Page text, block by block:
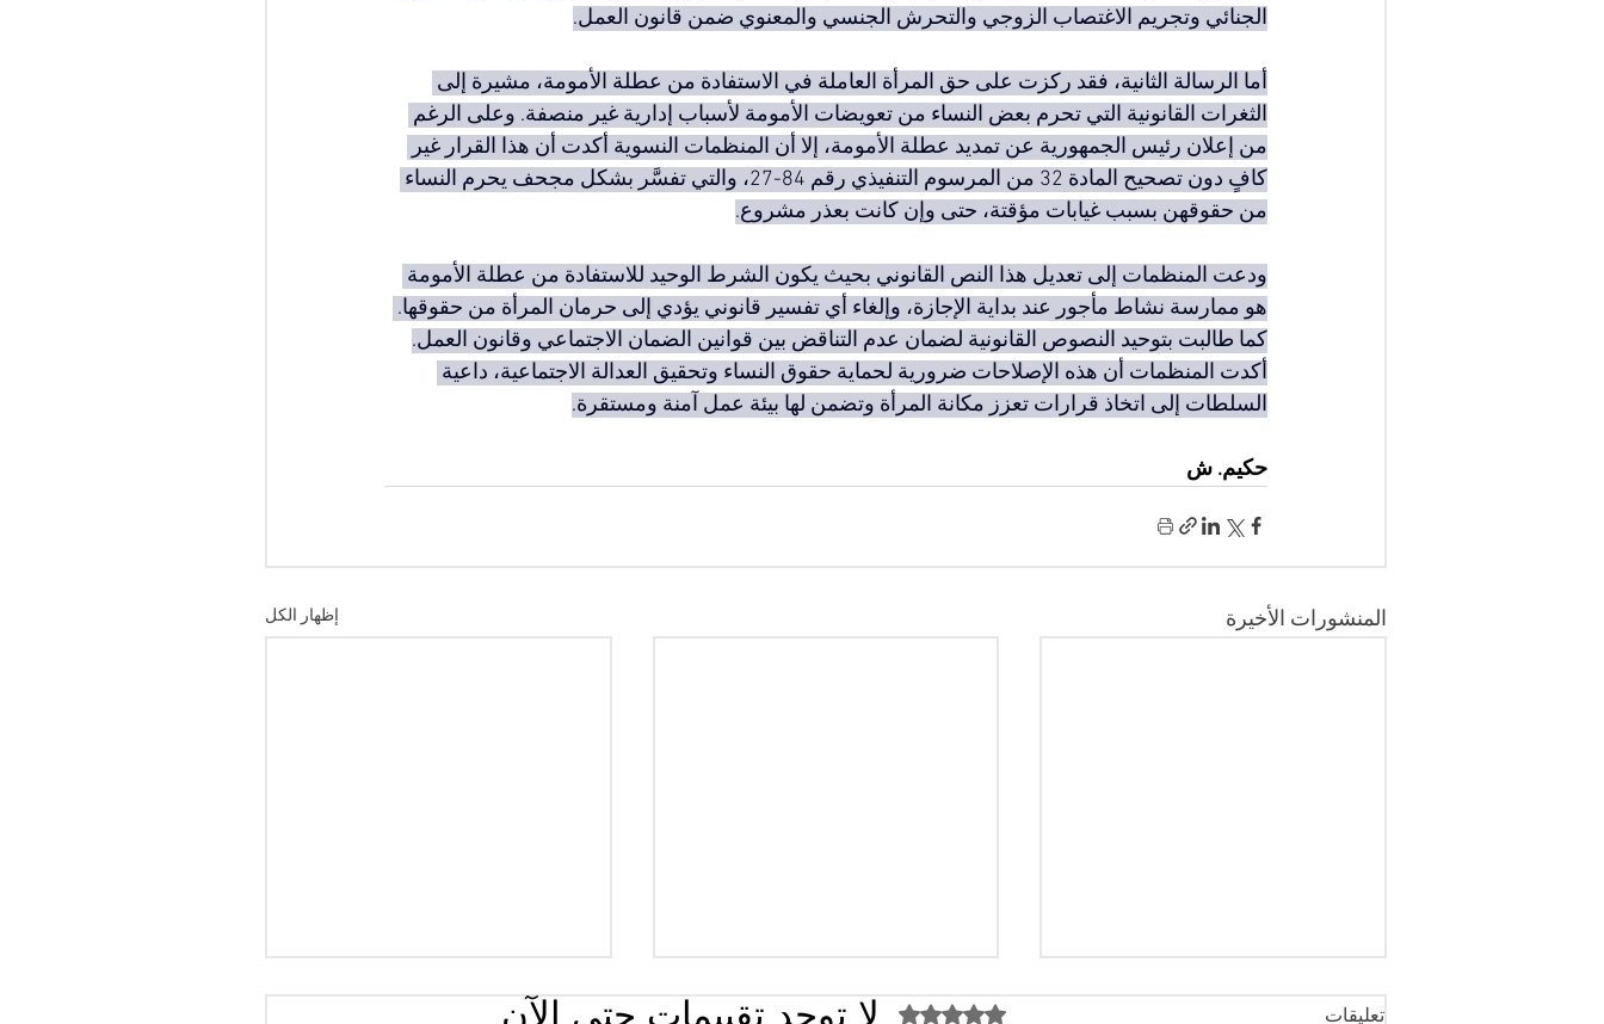
الجنائي وتجريم الاغتصاب الزوجي والتحرش الجنسي والمعنوي ضمن قانون العمل.
أما الرسالة الثانية، فقد ركزت على حق المرأة العاملة في الاستفادة من عطلة الأمومة، مشيرة إلى
الثغرات القانونية التي تحرم بعض النساء من تعويضات الأمومة لأسباب إدارية غير منصفة. وعلى الرغم
من إعلان رئيس الجمهورية عن تمديد عطلة الأمومة، إلا أن المنظمات النسوية أكدت أن هذا القرار غير
كافٍ دون تصحيح المادة 32 من المرسوم التنفيذي رقم 84-27، والتي تفسَّر بشكل مجحف يحرم النساء
من حقوقهن بسبب غيابات مؤقتة، حتى وإن كانت بعذر مشروع.
ودعت المنظمات إلى تعديل هذا النص القانوني بحيث يكون الشرط الوحيد للاستفادة من عطلة الأمومة
هو ممارسة نشاط مأجور عند بداية الإجازة، وإلغاء أي تفسير قانوني يؤدي إلى حرمان المرأة من حقوقها.
كما طالبت بتوحيد النصوص القانونية لضمان عدم التناقض بين قوانين الضمان الاجتماعي وقانون العمل.
أكدت المنظمات أن هذه الإصلاحات ضرورية لحماية حقوق النساء وتحقيق العدالة الاجتماعية، داعية
السلطات إلى اتخاذ قرارات تعزز مكانة المرأة وتضمن لها بيئة عمل آمنة ومستقرة.
حكيم. ش
المنشورات الأخيرة إظهار الكل
تعليقات تم التقييم بـ 0 من أصل 5 نجوم. لا توجد تقييمات حتى الآن